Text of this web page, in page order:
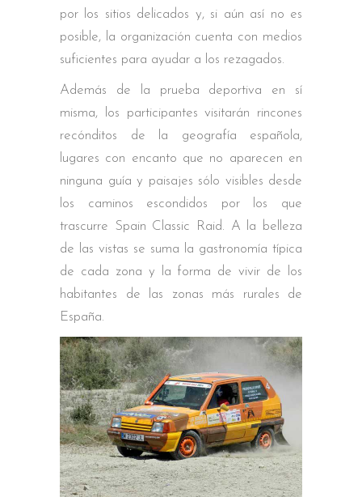
por los sitios delicados y, si aún así no es
posible, la organización cuenta con medios
suficientes para ayudar a los rezagados.
Además de la prueba deportiva en sí
misma, los participantes visitarán rincones
recónditos de la geografía española,
lugares con encanto que no aparecen en
ninguna guía y paisajes sólo visibles desde
los caminos escondidos por los que
trascurre Spain Classic Raid. A la belleza
de las vistas se suma la gastronomía típica
de cada zona y la forma de vivir de los
habitantes de las zonas más rurales de
España.